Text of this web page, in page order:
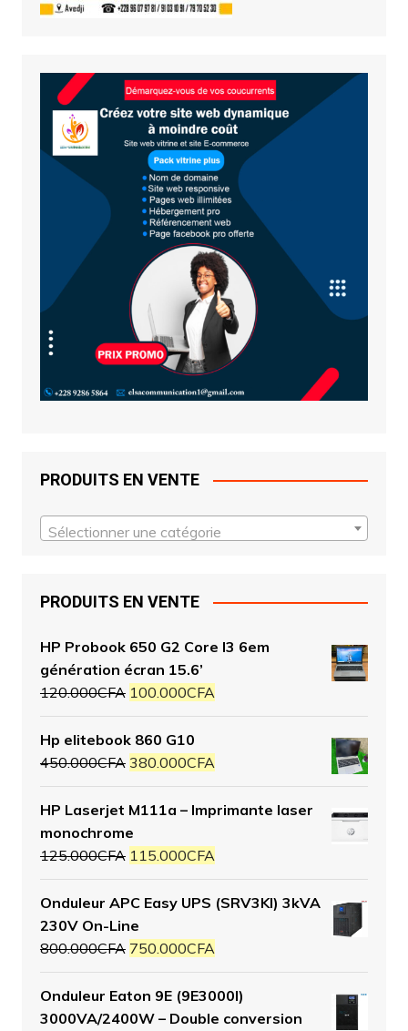
PRODUITS EN VENTE
Sélectionner une catégorie
PRODUITS EN VENTE
HP Probook 650 G2 Core I3 6em
génération écran 15.6’
120.000CFA 100.000CFA
Hp elitebook 860 G10
450.000CFA 380.000CFA
HP Laserjet M111a – Imprimante laser
monochrome
125.000CFA 115.000CFA
Onduleur APC Easy UPS (SRV3KI) 3kVA
230V On-Line
800.000CFA 750.000CFA
Onduleur Eaton 9E (9E3000I)
3000VA/2400W – Double conversion